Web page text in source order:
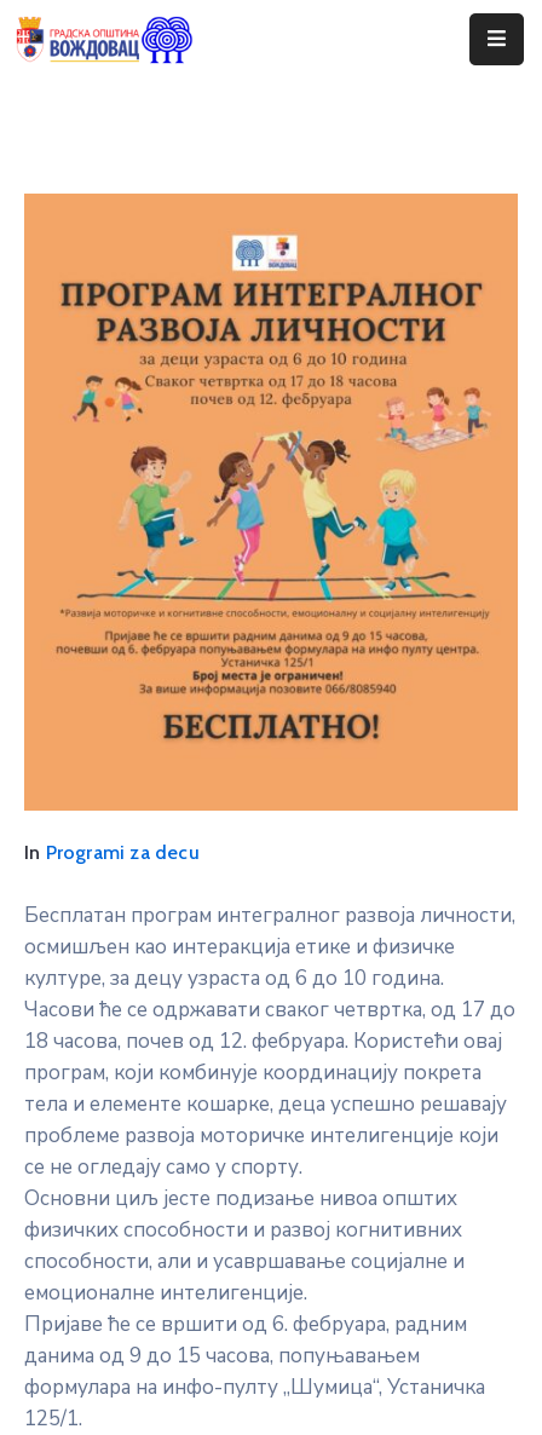
Ценовник
Набавке
In Programi za decu
Бесплатан програм интегралног развоја личности,
осмишљен као интеракција етике и физичке
културе, за децу узраста од 6 до 10 година.
Часови ће се одржавати сваког четвртка, од 17 до
18 часова, почев од 12. фебруара. Користећи овај
програм, који комбинује координацију покрета
тела и елементе кошарке, деца успешно решавају
проблеме развоја моторичке интелигенције који
се не огледају само у спорту.
Основни циљ јесте подизање нивоа општих
физичких способности и развој когнитивних
способности, али и усавршавање социјалне и
емоционалне интелигенцијe.
Пријаве ће се вршити од 6. фебруара, радним
данима од 9 до 15 часова, попуњавањем
формулара на инфо-пулту „Шумица“, Устаничка
125/1.